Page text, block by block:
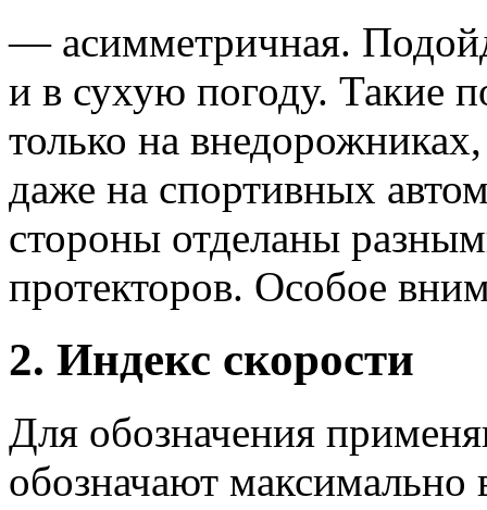
— асимметричная.
и в сухую погоду. Такие
только на
даже на спортивных
стороны отделаны
протекторов. Особое
2. Индекс скорости
Для обозначения
обозначают